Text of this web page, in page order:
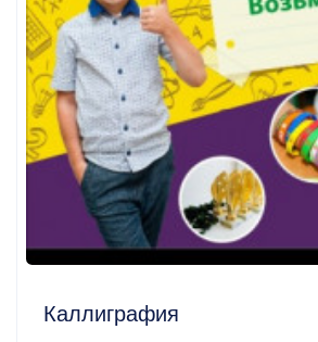
Каллиграфия